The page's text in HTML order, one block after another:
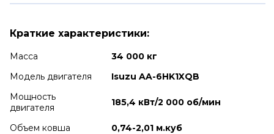
Краткие характеристики:
Масса
34 000 кг
Модель двигателя
Isuzu AA-6HK1XQB
Мощность
двигателя
185,4 кВт/2 000 об/мин
Объем ковша
0,74-2,01 м.куб